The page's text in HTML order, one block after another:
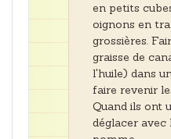
en petits
oignons en
grossières.
graisse de
l'huile) dans
faire revenir
Quand ils ont
déglacer avec